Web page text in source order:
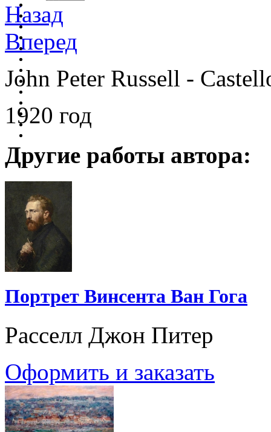
Назад
Вперед
John Peter Russell -
1920 год
Другие работы автора:
Портрет Винсента Ван Гога
Расселл Джон Питер
Оформить и заказать